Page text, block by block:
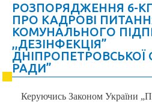
РОЗПОРЯДЖЕННЯ 6-КП
ПРО КАДРОВІ
КОМУНАЛЬНОГО
,,ДЕЗІНФЕКЦІЯ”
ДНІПРОПЕТРОВСЬКОЇ
РАДИ”
Керуючись Законом України